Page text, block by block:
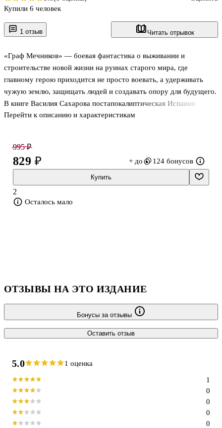
1 отзыв Читать отрывок
«Граф Мечников» — боевая фантастика о выживании и
строительстве новой жизни на руинах старого мира, где
главному герою приходится не просто воевать, а удерживать
чужую землю, защищать людей и создавать опору для будущего.
В книге Василия Сахарова постапокалиптическая Испания
показана как опасная территория, где рядом существуют набеги,
«Кубанская Конфедерация», и в нём важны не только
столкновения с врагом, но и сама идея форпоста цивилизации
среди одичавших земель. Здесь сила нужна не ради похода, а
ради порядка, безопасности и права остаться.
О чём книга
Перейти к описанию и характеристикам
Купили 6 человек
995 ₽
829 ₽ + до 124 бонусов
Купить
2
Осталось мало
ОТЗЫВЫ НА ЭТО ИЗДАНИЕ
Бонусы за отзывы
Оставить отзыв
5.0 1 оценка
0
0
0
0
1